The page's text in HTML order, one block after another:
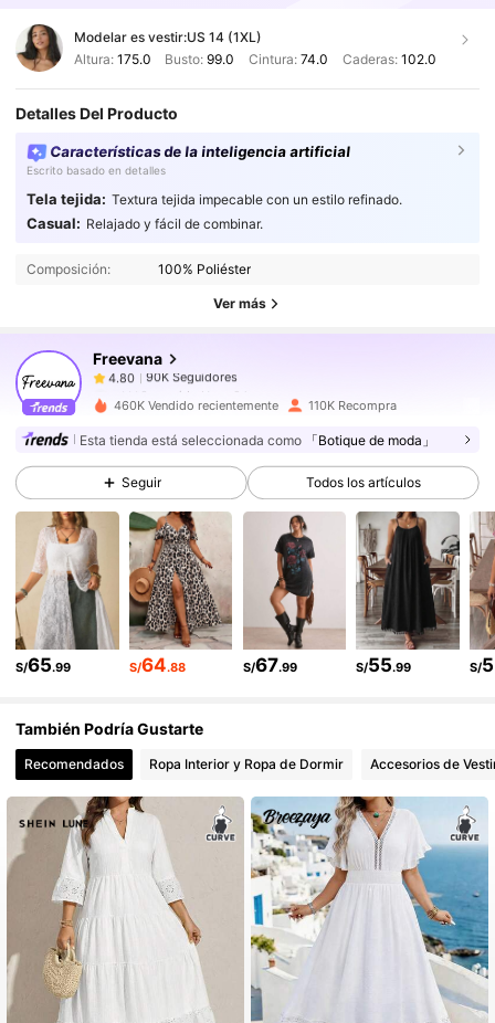
Modelar es vestir:US 14 (1XL)
Altura: 175.0 Busto:99.0 Cintura: 74.0 Caderas: 102.0
Detalles Del Producto
Características de la inteligencia artificial
Escrito basado en detalles
Tela tejida: Textura tejida impecable con un estilo refinado.
Casual: Relajado y fácil de combinar.
Composición: 100% Poliéster
Ver más
Freevana
4.80 90K Seguidores
4.80
90K Seguidores
s***0seguidoHace 2 horas
4.80
90K Seguidores
4.80 90K Seguidores
4.80 90K Seguidores
4.80 90K Seguidores
4.80 90K Seguidores
4.80 90K Seguidores
460K Vendido recientemente 110K Recompra
Esta tienda está seleccionada como 「Botique de moda」
Seguir Todos los artículos
S/65.99 S/64.88 S/67.99 S/55.99 S/
También Podría Gustarte
Recomendados Ropa Interior y Ropa de Dormir Accesorios de